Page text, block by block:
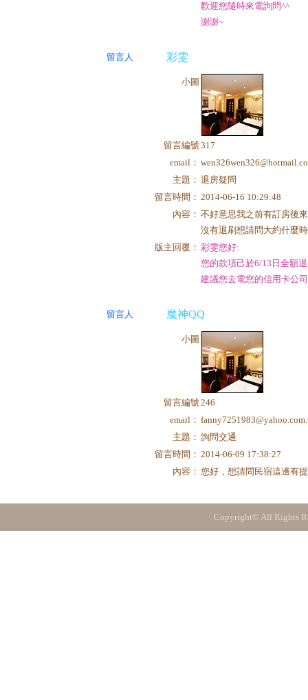
歡迎您隨時來電詢問^^
謝謝~
留言人 彩雯
小圖
留言編號317
email：
主題： 退房疑問
留言時間： 2014-06-16 10:29:48
內容： 不好意思我之前有訂房後
沒有退刷想請問大約什麼
版主回覆： 彩雯您好:
您的款項己於6/13日全額
建議您去電您的信用卡公
留言人 魔神QQ
小圖
留言編號246
email：
主題： 詢問交通
留言時間： 2014-06-09 17:38:27
內容： 您好，想請問民宿這邊有
Copyright© All Rights